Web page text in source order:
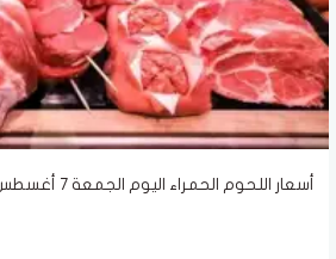
أسعار اللحوم الحمراء اليوم الجمعة 7 أغسطس 2026